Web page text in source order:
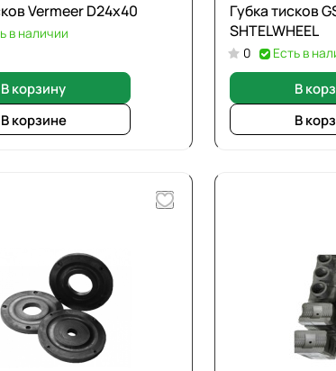
Vermeer D24х40
в наличии
В корзину
В корзине
Губка тисков
SHTELWHEEL
0 Есть в
В
В